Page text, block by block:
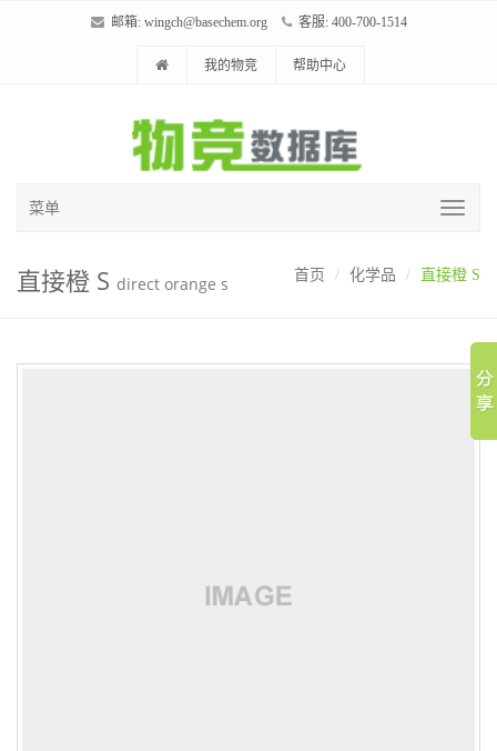
邮箱: wingch@basechem.org 客服: 400-700-1514
我的物竞 帮助中心
菜单
直接橙 S direct orange s 首页 化学品 直接橙 S